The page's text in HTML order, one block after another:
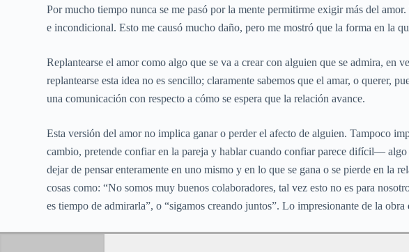
Por mucho tiempo nunca se me pasó por la mente permitirme exigir más del
e incondicional. Esto me causó mucho daño, pero me mostró que la forma en la
Replantearse el amor como algo que se va a crear con alguien que se admira,
replantearse esta idea no es sencillo; claramente sabemos que el amar, o querer,
una comunicación con respecto a cómo se espera que la relación avance.
Esta versión del amor no implica ganar o perder el afecto de alguien. Tampoco
cambio, pretende confiar en la pareja y hablar cuando confiar parece difícil—
dejar de pensar enteramente en uno mismo y en lo que se gana o se pierde en la
cosas como: “No somos muy buenos colaboradores, tal vez esto no es para
es tiempo de admirarla”, o “sigamos creando juntos”. Lo impresionante de la